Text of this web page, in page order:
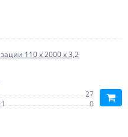
110 х 2000 х 3,2
27
0